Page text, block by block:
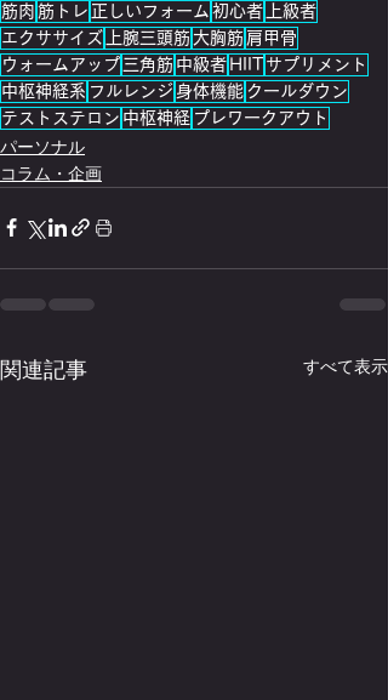
筋肉 筋トレ 正しいフォーム 初心者
上級者
エクササイズ
上腕三頭筋 大胸筋 肩甲骨
ウォームアップ 三角筋 中級者 HIIT サプリメント
中枢神経系 フルレンジ 身体機能 クールダウン
テストステロン 中枢神経 プレワークアウト
パーソナル
コラム・企画
関連記事 すべて表示